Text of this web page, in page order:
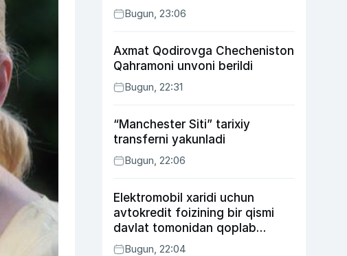
konstitutsiyaviy qonunni
ma’qulladi
Bugun, 23:06
Axmat Qodirovga Checheniston
Qahramoni unvoni berildi
Bugun, 22:31
“Manchester Siti” tarixiy
transferni yakunladi
Bugun, 22:06
Elektromobil xaridi uchun
avtokredit foizining bir qismi
davlat tomonidan qoplab
berilishi mumkin
Bugun, 22:04